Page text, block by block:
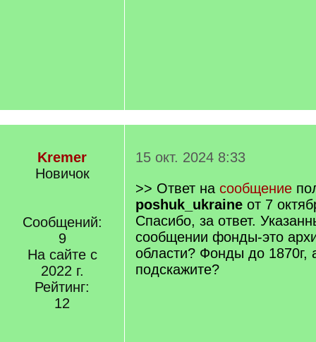
Kremer
Новичок
Сообщений:
9
На сайте с
2022 г.
Рейтинг:
12
15 окт. 2024 8:33
>> Ответ на сообщение
poshuk_ukraine от 7
Спасибо, за ответ.
сообщении фонды-это
области? Фонды до 1870г,
подскажите?